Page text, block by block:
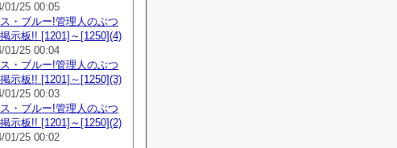
01/25 00:05
・ブルー!管理人のぶつ
示板!! [1201]～[1250](4)
01/25 00:04
・ブルー!管理人のぶつ
示板!! [1201]～[1250](3)
01/25 00:03
・ブルー!管理人のぶつ
示板!! [1201]～[1250](2)
01/25 00:02